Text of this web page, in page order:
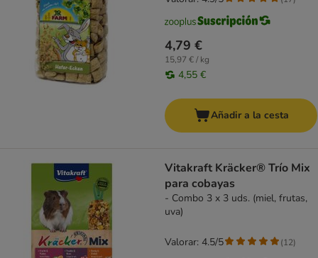
4,79 €
15,97 € / kg
4,55 €
Añadir a la cesta
Vitakraft Kräcker® Trío Mix
para cobayas
- Combo 3 x 3 uds. (miel, frutas,
uva)
Valorar: 4.5/5 (12)